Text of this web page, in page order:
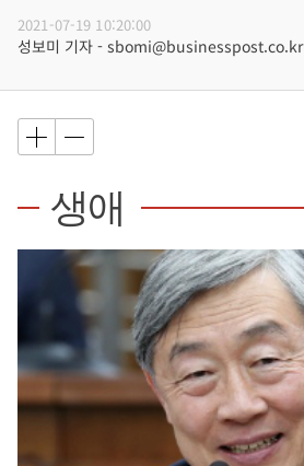
2021-07-19 10:20:00
성보미 기자 - sbomi@businesspost.co.kr
생애